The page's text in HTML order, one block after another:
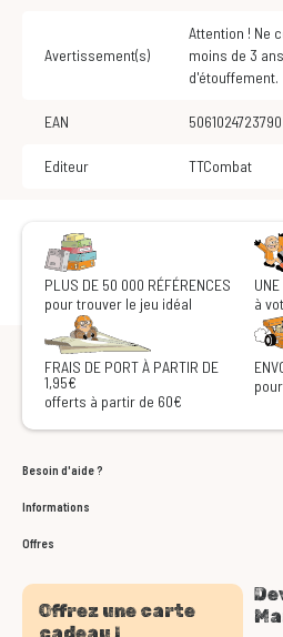
Avertissement(s)
Attention ! Ne convient pas aux enfants de
moins de 3
d'étouffement.
EAN 5061024723790
Editeur TTCombat
PLUS DE 50 000 RÉFÉRENCES
pour trouver le jeu idéal
à
FRAIS DE PORT À PARTIR DE
1,95€
offerts à partir de 60€
Besoin d'aide ?
Informations
Offres
Offrez une carte